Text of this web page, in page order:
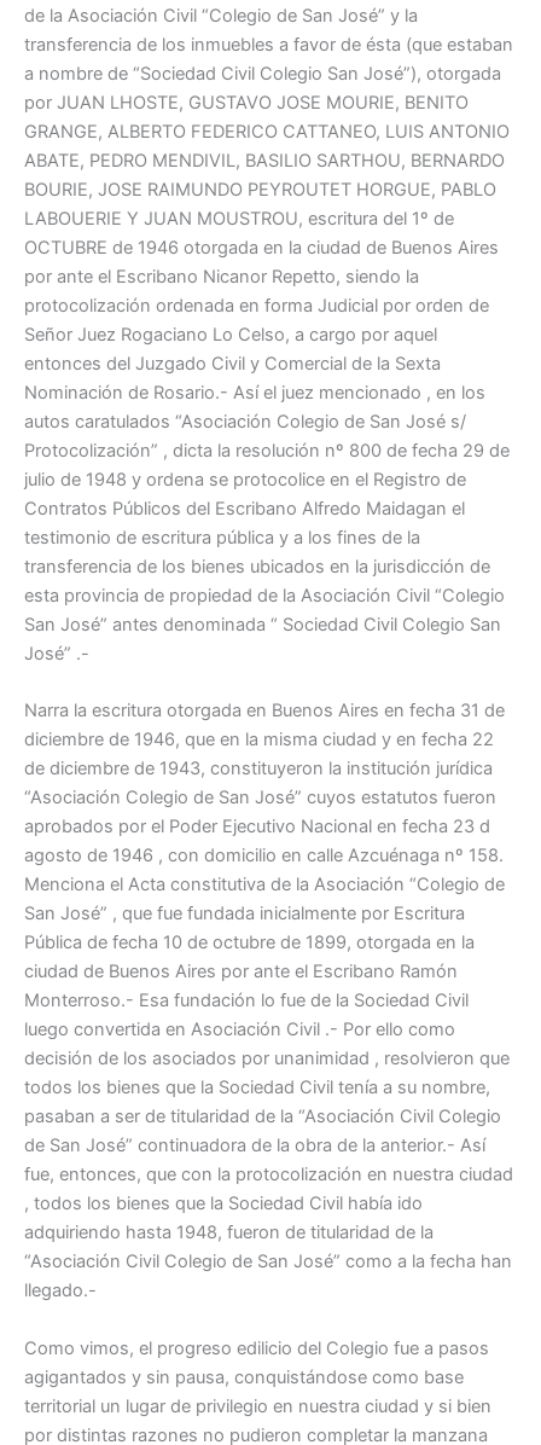
de la Asociación Civil “Colegio de San José” y la
transferencia de los inmuebles a favor de ésta (que estaban
a nombre de “Sociedad Civil Colegio San José”), otorgada
por JUAN LHOSTE, GUSTAVO JOSE MOURIE, BENITO
GRANGE, ALBERTO FEDERICO CATTANEO, LUIS ANTONIO
ABATE, PEDRO MENDIVIL, BASILIO SARTHOU, BERNARDO
BOURIE, JOSE RAIMUNDO PEYROUTET HORGUE, PABLO
LABOUERIE Y JUAN MOUSTROU, escritura del 1º de
OCTUBRE de 1946 otorgada en la ciudad de Buenos Aires
por ante el Escribano Nicanor Repetto, siendo la
protocolización ordenada en forma Judicial por orden de
Señor Juez Rogaciano Lo Celso, a cargo por aquel
entonces del Juzgado Civil y Comercial de la Sexta
Nominación de Rosario.- Así el juez mencionado , en los
autos caratulados “Asociación Colegio de San José s/
Protocolización” , dicta la resolución nº 800 de fecha 29 de
julio de 1948 y ordena se protocolice en el Registro de
Contratos Públicos del Escribano Alfredo Maidagan el
testimonio de escritura pública y a los fines de la
transferencia de los bienes ubicados en la jurisdicción de
esta provincia de propiedad de la Asociación Civil “Colegio
San José” antes denominada “ Sociedad Civil Colegio San
José” .-
Narra la escritura otorgada en Buenos Aires en fecha 31 de
diciembre de 1946, que en la misma ciudad y en fecha 22
de diciembre de 1943, constituyeron la institución jurídica
“Asociación Colegio de San José” cuyos estatutos fueron
aprobados por el Poder Ejecutivo Nacional en fecha 23 d
agosto de 1946 , con domicilio en calle Azcuénaga nº 158.
Menciona el Acta constitutiva de la Asociación “Colegio de
San José” , que fue fundada inicialmente por Escritura
Pública de fecha 10 de octubre de 1899, otorgada en la
ciudad de Buenos Aires por ante el Escribano Ramón
Monterroso.- Esa fundación lo fue de la Sociedad Civil
luego convertida en Asociación Civil .- Por ello como
decisión de los asociados por unanimidad , resolvieron que
todos los bienes que la Sociedad Civil tenía a su nombre,
pasaban a ser de titularidad de la “Asociación Civil Colegio
de San José” continuadora de la obra de la anterior.- Así
fue, entonces, que con la protocolización en nuestra ciudad
, todos los bienes que la Sociedad Civil había ido
adquiriendo hasta 1948, fueron de titularidad de la
“Asociación Civil Colegio de San José” como a la fecha han
llegado.-
Como vimos, el progreso edilicio del Colegio fue a pasos
agigantados y sin pausa, conquistándose como base
territorial un lugar de privilegio en nuestra ciudad y si bien
por distintas razones no pudieron completar la manzana